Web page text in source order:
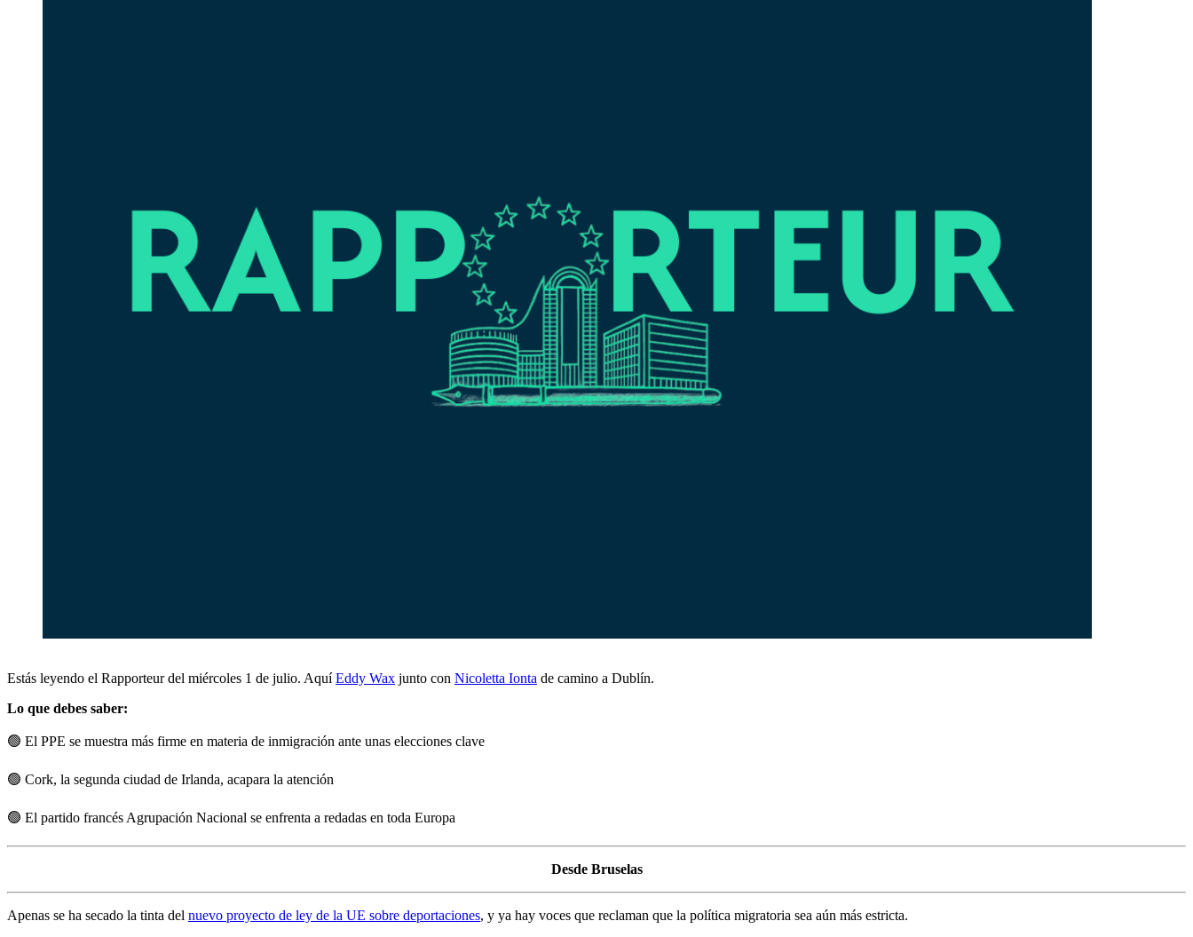
Estás leyendo el Rapporteur del miércoles 1 de julio. AquíEddy Wax junto con Nicoletta Ionta de camino a Dublín.
Lo que debes saber:
🟢 El PPE se muestra más firme en materia de inmigración ante unas elecciones clave
🟢 Cork, la segunda ciudad de Irlanda, acapara la atención
🟢 El partido francés Agrupación Nacional se enfrenta a redadas en toda Europa
Desde Bruselas
Apenas se ha secado la tinta del nuevo proyecto de ley de la UE sobre deportaciones, y ya hay voces que reclaman que la política migratoria sea aún más estricta.